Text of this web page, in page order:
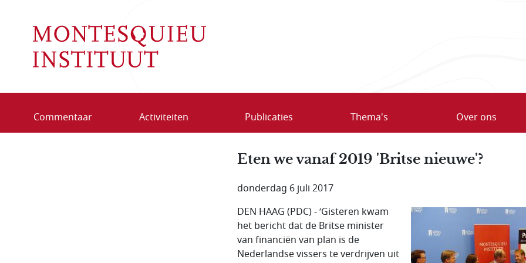
Commentaar Activiteiten Publicaties Thema's Over ons
Eten we vanaf 2019 'Britse nieuwe'?
donderdag 6 juli 2017
DEN HAAG (PDC) - ‘Gisteren kwam
het bericht dat de Britse minister
van financiën van plan is de
Nederlandse vissers te verdrijven uit